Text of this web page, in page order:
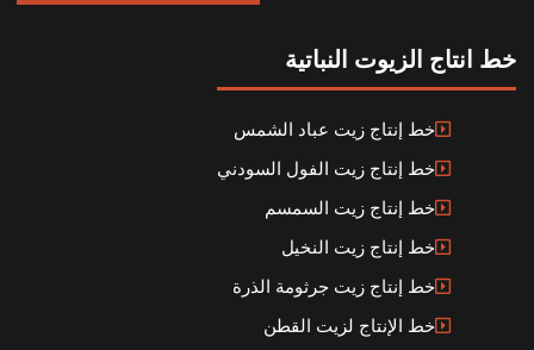
خط انتاج الزيوت النباتية
خط إنتاج زيت عباد الشمس
خط إنتاج زيت الفول السودني
خط إنتاج زيت السمسم
خط إنتاج زيت النخيل
خط إنتاج زيت جرثومة الذرة
خط الإنتاج لزيت القطن